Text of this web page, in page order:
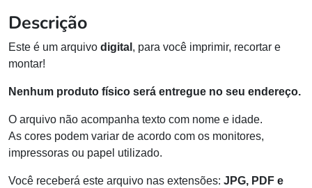
Descrição
Este é um arquivo digital , para você imprimir, recortar e
montar!
Nenhum produto físico será entregue no seu endereço.
O arquivo não acompanha texto com nome e idade.
As cores podem variar de acordo com os monitores,
impressoras ou papel utilizado.
Você receberá este arquivo nas extensões: JPG, PDF e